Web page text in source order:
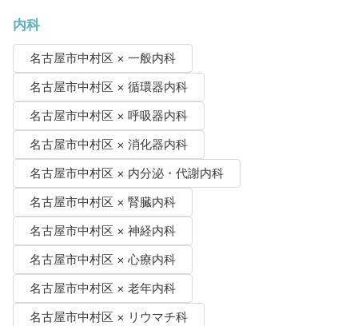
内科
名古屋市中村区 × 一般内科
名古屋市中村区 × 循環器内科
名古屋市中村区 × 呼吸器内科
名古屋市中村区 × 消化器内科
名古屋市中村区 × 内分泌・代謝内科
名古屋市中村区 × 腎臓内科
名古屋市中村区 × 神経内科
名古屋市中村区 × 心療内科
名古屋市中村区 × 老年内科
名古屋市中村区 × リウマチ科